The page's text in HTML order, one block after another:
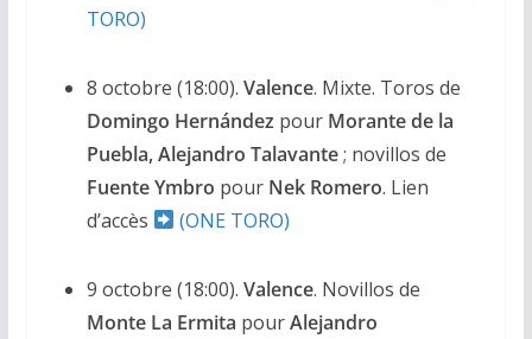
TORO)
8 octobre (18:00). Valence. Mixte. Toros de
Domingo Hernández pour Morante de la
Puebla, Alejandro Talavante; novillos de
Fuente Ymbro pour Nek Romero. Lien
d’accès
(ONE TORO)
9 octobre (18:00). Valence. Novillos de
Monte La Ermita pourAlejandro